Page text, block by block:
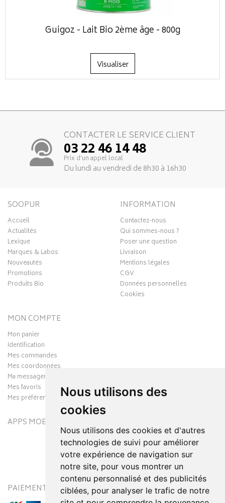
Nous utilisons des
cookies
Nous utilisons des cookies et d'autres
technologies de suivi pour améliorer
votre expérience de navigation sur
notre site, pour vous montrer un
contenu personnalisé et des publicités
ciblées, pour analyser le trafic de notre
Guigoz - Lait Bio 2ème âge - 800g
Visualiser
CONTACTER LE SERVICE CLIENT
03 22 46 14 48
Prix d’un appel local
Du lundi au vendredi de 8h30 à 16h30
SOOPUR
Accueil
Actualités
Lexique
Marques & Labos
Nouveautés
Promotions
Produits Bio
INFORMATION
Contactez-nous
Qui sommes-nous ?
Poser une question
Livraison
Mentions légales
CGV
Données personnelles
Cookies
MON COMPTE
Mon panier
Identification
Mes commandes
Mes coordonnées
Ma messagerie
Mes favoris
Mes préférences Cookies
APPS MOBILES
PAIEMENT SÉCURISÉ MODES DE LIVRAISON